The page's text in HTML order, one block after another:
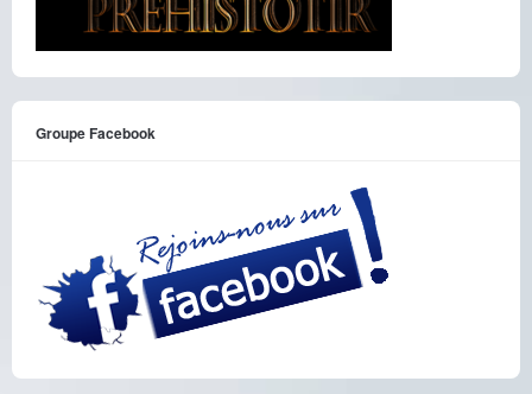
Groupe Facebook